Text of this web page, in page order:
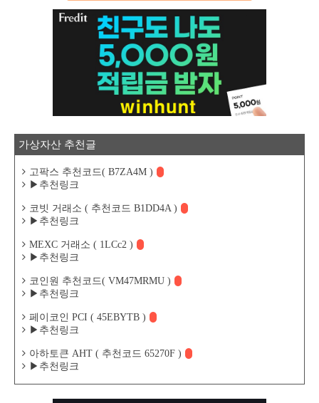
가상자산 추천글
고팍스 추천코드( B7ZA4M )
▶추천링크
코빗 거래소 ( 추천코드 B1DD4A )
▶추천링크
MEXC 거래소 ( 1LCc2 )
▶추천링크
코인원 추천코드( VM47MRMU )
▶추천링크
페이코인 PCI ( 45EBYTB )
▶추천링크
아하토큰 AHT ( 추천코드 65270F )
▶추천링크